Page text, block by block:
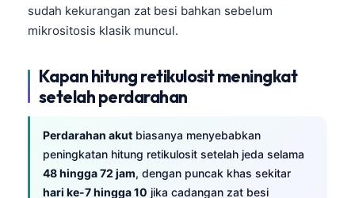
sudah kekurangan zat besi bahkan sebelum
mikrositosis klasik muncul.
Kapan hitung retikulosit meningkat
setelah perdarahan
Perdarahan akut biasanya menyebabkan
peningkatan hitung retikulosit setelah jeda selama
48 hingga 72 jam, dengan puncak khas sekitar
hari ke-7 hingga 10 jika cadangan zat besi